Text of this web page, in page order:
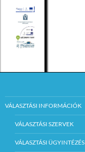
VÁLASZTÁSI INFORMÁCIÓK
VÁLASZTÁSI SZERVEK
VÁLASZTÁSI ÜGYINTÉZÉS